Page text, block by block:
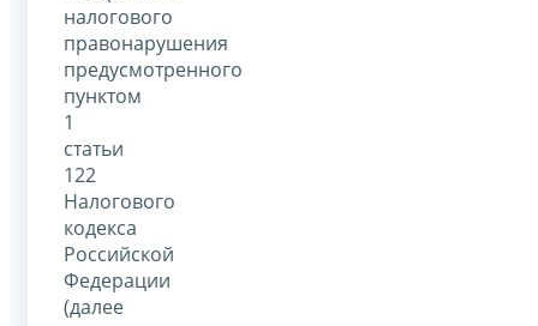
налогового
правонарушения
предусмотренного
пунктом
1
статьи
122
Налогового
кодекса
Российской
Федерации
(далее